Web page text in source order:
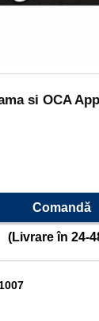
si OCA
Comandă
(Livrare în 24-